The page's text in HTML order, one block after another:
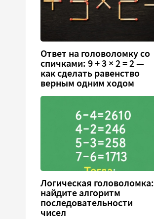
Ответ на головоломку со
спичками: 9 + 3 × 2 = 2 —
как сделать равенство
верным одним ходом
Логическая головоломка:
найдите алгоритм
последовательности
чисел